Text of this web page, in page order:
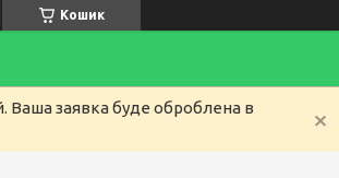
Кошик
Ваша заявка буде оброблена в